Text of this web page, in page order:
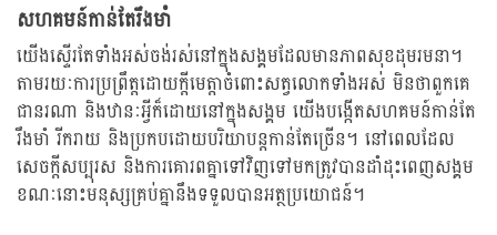
សហគមន៍កាន់តែរឹងមាំ
យើងស្ទើរតែទាំងអស់ចង់រស់នៅក្នុងសង្គមដែលមានភាពសុខដុមរមនា។
តាមរយៈការប្រព្រឹត្តដោយក្តីមេត្តាចំពោះសត្វលោកទាំងអស់ មិនថាពួកគេ
ជានរណា និងឋានៈអ្វីក៏ដោយនៅក្នុងសង្គម យើងបង្កើតសហគមន៍កាន់តែ
រឹងមាំ រីករាយ និងប្រកបដោយបរិយាបន្តកាន់តែច្រើន។ នៅពេលដែល
សេចក្ដីសប្បុរស និងការគោរពគ្នាទៅវិញទៅមកត្រូវបានដាំដុះពេញសង្គម
ខណៈនោះមនុស្សគ្រប់គ្នានឹងទទួលបានអត្ថប្រយោជន៍។